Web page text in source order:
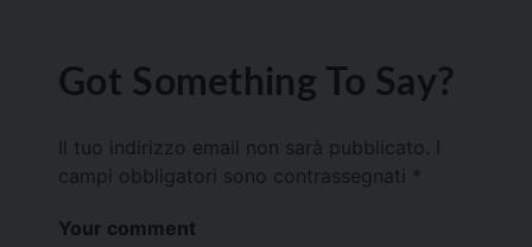
Got Something To Say?
Il tuo indirizzo email non sarà pubblicato.
campi obbligatori sono contrassegnati *
Your comment